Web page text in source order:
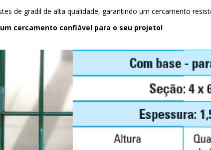
de gradil de alta qualidade, garantindo um cercamento
cercamento confiável para o seu projeto!